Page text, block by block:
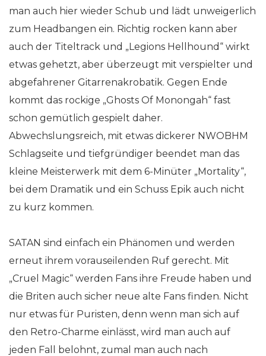
man auch hier wieder Schub und lädt unweigerlich
zum Headbangen ein. Richtig rocken kann aber
auch der Titeltrack und „Legions Hellhound“ wirkt
etwas gehetzt, aber überzeugt mit verspielter und
abgefahrener Gitarrenakrobatik. Gegen Ende
kommt das rockige „Ghosts Of Monongah“ fast
schon gemütlich gespielt daher.
Abwechslungsreich, mit etwas dickerer NWOBHM
Schlagseite und tiefgründiger beendet man das
kleine Meisterwerk mit dem 6-Minüter „Mortality“,
bei dem Dramatik und ein Schuss Epik auch nicht
zu kurz kommen.
SATAN sind einfach ein Phänomen und werden
erneut ihrem vorauseilenden Ruf gerecht. Mit
„Cruel Magic“ werden Fans ihre Freude haben und
die Briten auch sicher neue alte Fans finden. Nicht
nur etwas für Puristen, denn wenn man sich auf
den Retro-Charme einlässt, wird man auch auf
jeden Fall belohnt, zumal man auch nach